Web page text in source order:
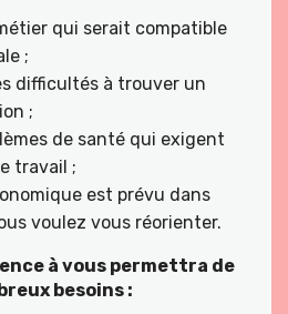
qui serait compatible
;
difficultés à trouver un
;
de santé qui exigent
travail ;
est prévu dans
voulez vous réorienter.
à vous permettra de
besoins :